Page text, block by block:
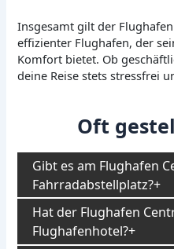
Insgesamt gilt der
effizienter Flughafen, der
Komfort bietet. Ob
deine Reise stets stressfrei
Oft
Gibt es am Flughafen
Fahrradabstellplatz?
Hat der Flughafen
Flughafenhotel?